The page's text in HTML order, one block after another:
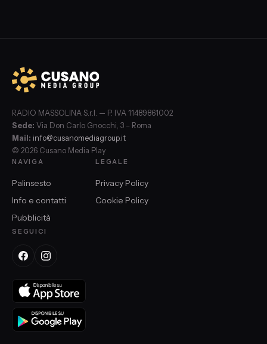
RADIO MASSOLINA S.r.l. — P. IVA 11489861002
Sede: Via Don Carlo Gnocchi, 3 – Roma
Mail: info@cusanomediagroup.it
© 2026 Cusano Media Play
NAVIGA
Palinsesto
Info e contatti
Pubblicità
LEGALE
Privacy Policy
Cookie Policy
SEGUICI